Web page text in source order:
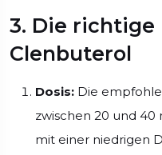
3. Die richtige
Clenbuterol
Dosis: Die
zwischen 20 und 40
mit einer niedrigen